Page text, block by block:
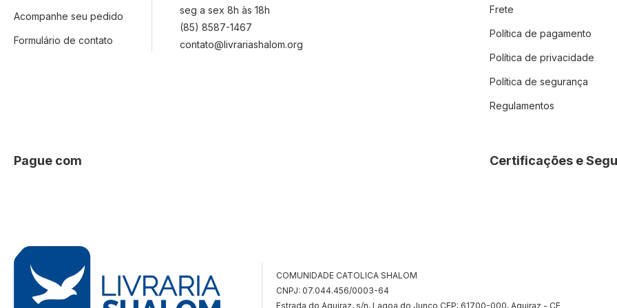
Acompanhe seu pedido
Formulário de contato
seg a sex 8h às 18h
(85) 8587-1467
contato@livrariashalom.org
Frete
Política de pagamento
Política de privacidade
Política de segurança
Regulamentos
Pague com Certificações e
COMUNIDADE CATOLICA SHALOM
CNPJ: 07.044.456/0003-64
Estrada do Aquiraz, s/n, Lagoa do Junco CEP: 61700-000, Aquiraz - CE